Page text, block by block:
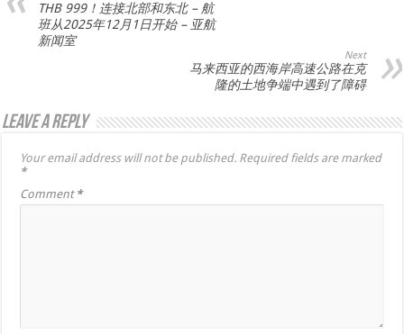
THB 999！连接北部和东北 – 航
班从2025年12月1日开始 – 亚航
新闻室
Next
马来西亚的西海岸高速公路在克
隆的土地争端中遇到了障碍
Leave a Reply
Your email address will not be published. Required fields are marked
*
Comment *